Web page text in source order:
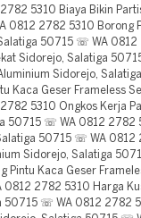
5310 Biaya Bikin
0812 2782 5310 Borong
50715 ☏ WA
Sidorejo, Salatiga
Sidorejo,
Kaca Geser Frameless
5310 Ongkos Kerja
50715 ☏ WA 0812 2782
50715 ☏ WA 0812
Sidorejo, Salatiga
Pintu Kaca Geser
2782 5310 Harga
50715 ☏ WA 0812 2782